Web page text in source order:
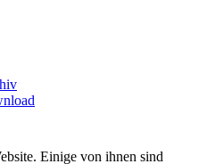
Einige von ihnen sind